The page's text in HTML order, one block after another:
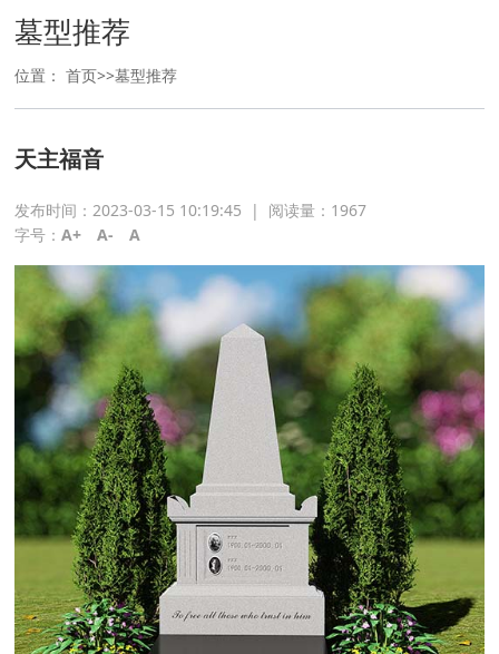
墓型推荐
位置：首页>>墓型推荐
天主福音
发布时间：2023-03-15 10:19:45 | 阅读量： 1967
字号：A+ A- A